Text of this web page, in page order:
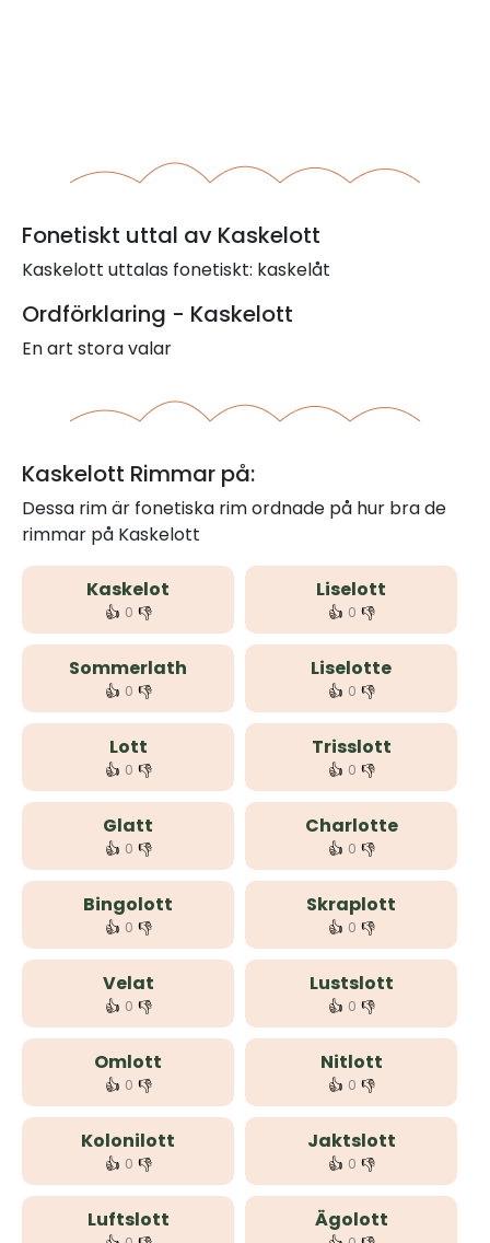
Fonetiskt uttal av Kaskelott
Kaskelott uttalas fonetiskt: kaskelåt
Ordförklaring - Kaskelott
En art stora valar
Kaskelott Rimmar på:
Dessa rim är fonetiska rim ordnade på hur bra de
rimmar på Kaskelott
Kaskelot
👍 0 👎
Liselott
👍 0 👎
Sommerlath
👍 0 👎
Liselotte
👍 0 👎
Lott
👍 0 👎
Trisslott
👍 0 👎
Glatt
👍 0 👎
Charlotte
👍 0 👎
Bingolott
👍 0 👎
Skraplott
👍 0 👎
Velat
👍 0 👎
Lustslott
👍 0 👎
Omlott
👍 0 👎
Nitlott
👍 0 👎
Kolonilott
👍 0 👎
Jaktslott
👍 0 👎
Luftslott Ägolott